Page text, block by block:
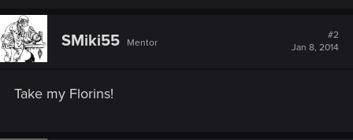
c
t
i
o
:
SMiki55 Mentor
#2
Jan 8, 2014
Take my Florins!